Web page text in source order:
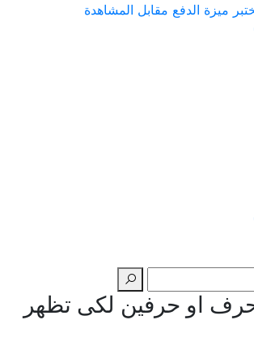
ميزة الدفع مقابل المشاهدة
او حرفين لكى تظهر